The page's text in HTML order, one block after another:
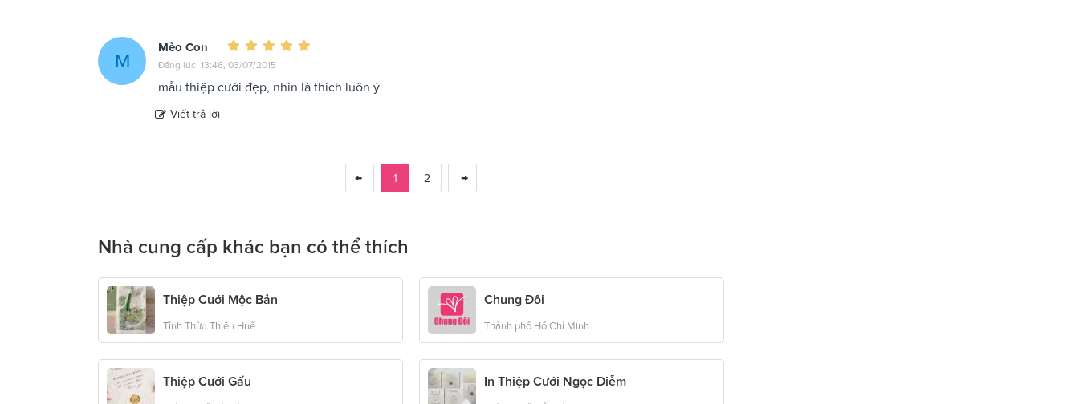
M
Mèo Con
Đăng lúc: 13:46, 03/07/2015
mẫu thiệp cưới đẹp, nhìn là thích luôn ý
Viết trả lời
1 2
Nhà cung cấp khác bạn có thể thích
Thiệp Cưới Mộc Bản
Tỉnh Thừa Thiên Huế
Chung Đôi
Thành phố Hồ Chí Minh
Thiệp Cưới Gấu In Thiệp Cưới Ngọc Diễm